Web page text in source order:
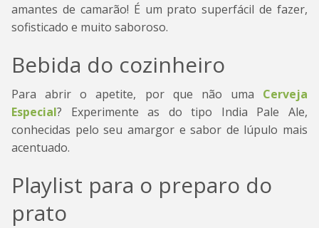
amantes de camarão! É um prato superfácil de fazer,
sofisticado e muito saboroso.
Bebida do cozinheiro
Para abrir o apetite, por que não uma Cerveja
Especial? Experimente as do tipo India Pale Ale,
conhecidas pelo seu amargor e sabor de lúpulo mais
acentuado.
Playlist para o preparo do
prato